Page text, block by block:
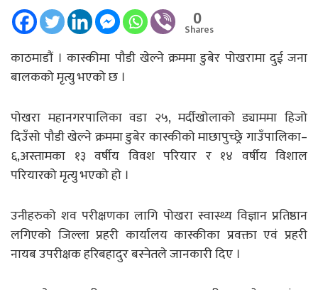
0
Shares
काठमाडौं । कास्कीमा पौडी खेल्ने क्रममा डुबेर पोखरामा दुई जना
बालकको मृत्यु भएको छ ।
पोखरा महानगरपालिका वडा २५, मर्दीखोलाको ड्याममा हिजो
दिउँसो पौडी खेल्ने क्रममा डुबेर कास्कीको माछापुच्छ्रे गाउँपालिका–
६,अस्तामका १३ वर्षीय विवश परियार र १४ वर्षीय विशाल
परियारको मृत्यु भएको हो ।
उनीहरुको शव परीक्षणका लागि पोखरा स्वास्थ्य विज्ञान प्रतिष्ठान
लगिएको जिल्ला प्रहरी कार्यालय कास्कीका प्रवक्ता एवं प्रहरी
नायब उपरीक्षक हरिबहादुर बस्नेतले जानकारी दिए ।